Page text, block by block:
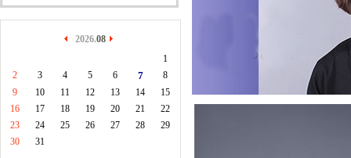
2026.08
1
2
3 4 5 6 7
8
9
10 11 12 13 14
15
16
17 18 19 20 21
22
23
24 25 26 27 28
29
30
31